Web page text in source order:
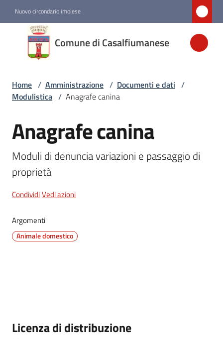
Nuovo circondario imolese
Comune di Casalfiumanese
Comune di
Casalfiumanese
Amministrazione
Menu selezionato
Novità
Servizi
Casalfiumanese
Home / Amministrazione / Documenti e dati /
Modulistica / Anagrafe canina
Salta al contenuto
Anagrafe canina
Moduli di denuncia variazioni e passaggio di
proprietà
CondividiVedi azioni
Argomenti
Animale domestico
Descrizione
Licenza di distribuzione